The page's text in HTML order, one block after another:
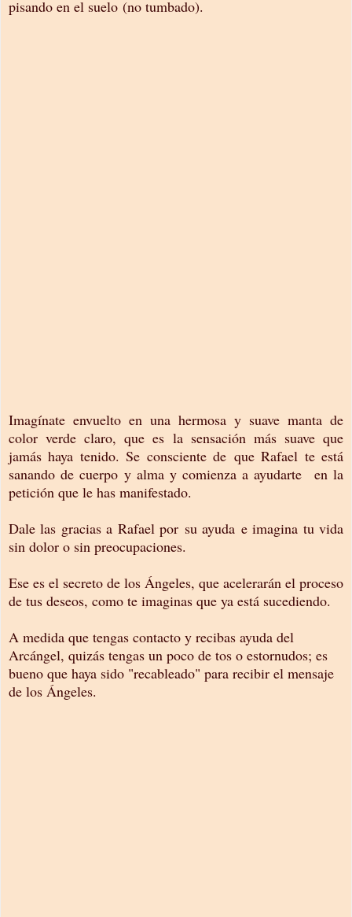
pisando en el suelo (no tumbado).
Imagínate envuelto en una hermosa y suave manta de
color verde claro, que es la sensación más suave que
jamás haya tenido. Se consciente de que Rafael te está
sanando de cuerpo y alma y comienza a ayudarte en la
petición que le has manifestado.
Dale las gracias a Rafael por su ayuda e imagina tu vida
sin dolor o sin preocupaciones.
Ese es el secreto de los Ángeles, que acelerarán el proceso
de tus deseos, como te imaginas que ya está sucediendo.
A medida que tengas contacto y recibas ayuda del
Arcángel, quizás tengas un poco de tos o estornudos; es
bueno que haya sido "recableado" para recibir el mensaje
de los Ángeles.